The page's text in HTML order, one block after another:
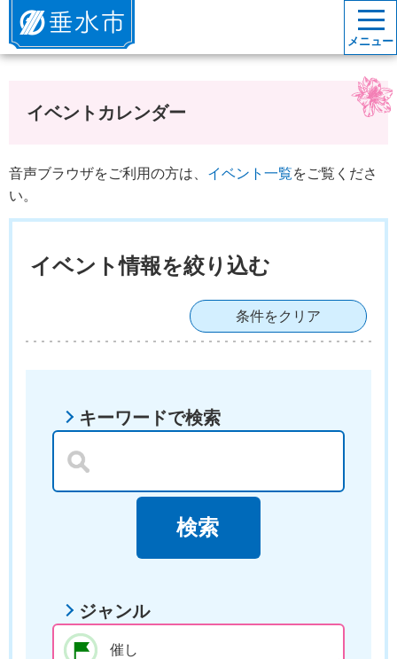
垂水市
メニュー
イベントカレンダー
音声ブラウザをご利用の方は、 イベント一覧をご覧くださ
い。
イベント情報を絞り込む
条件をクリア
キーワードで検索
ジャンル
催し